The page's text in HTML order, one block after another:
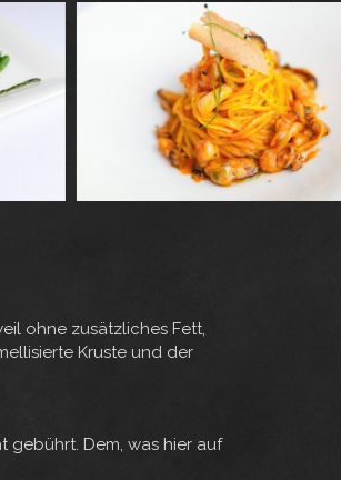
ohne zusätzliches Fett,
Kruste und der
gebührt. Dem, was hier auf